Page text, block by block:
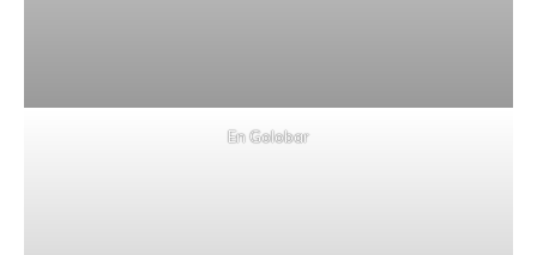
En Golobar